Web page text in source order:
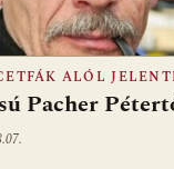
ALÓL
Pacher